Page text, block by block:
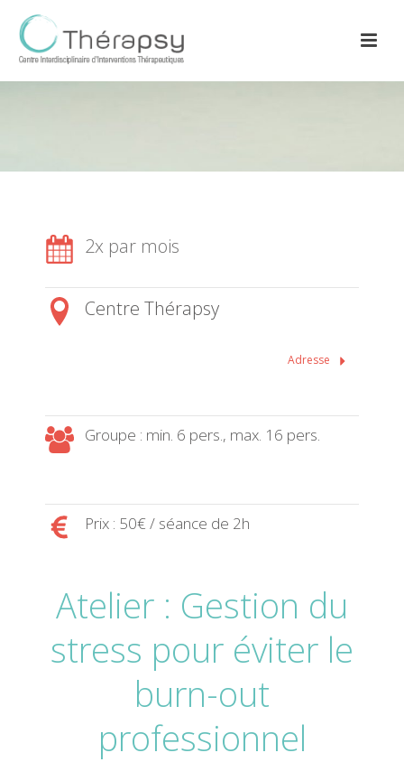
2x par mois
Centre Thérapsy
Adresse
Groupe : min. 6 pers., max. 16 pers.
Prix : 50€ / séance de 2h
Atelier : Gestion du
stress pour éviter le
burn-out
professionnel